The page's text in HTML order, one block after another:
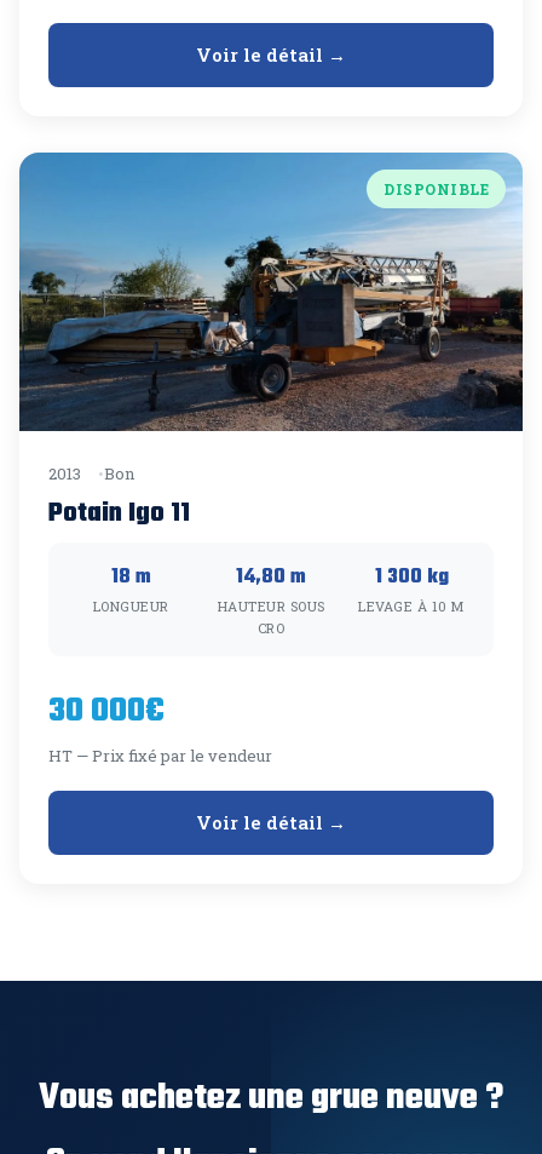
Voir le détail →
DISPONIBLE
2013 Bon
Potain Igo 11
18 m
LONGUEUR
14,80 m
HAUTEUR SOUS
CRO
1 300 kg
LEVAGE À 10 M
30 000€
HT — Prix fixé par le vendeur
Voir le détail →
Vous achetez une grue neuve ?